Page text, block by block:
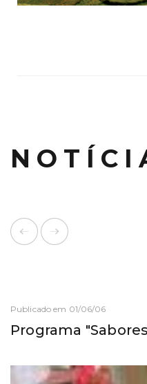
Publicado em 01/06/06
Programa